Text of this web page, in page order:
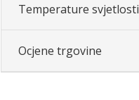
Temperature svjetlosti
Ocjene trgovine